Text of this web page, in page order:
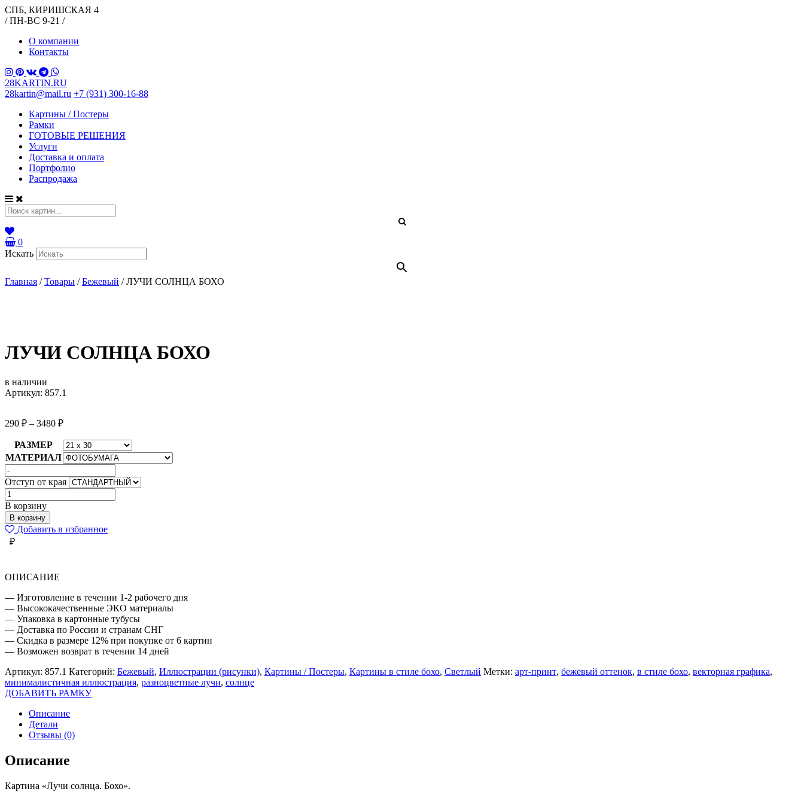
СПБ, КИРИШСКАЯ 4
/ ПН-ВС 9-21 /
О компании
Контакты
28KARTIN.RU
28kartin@mail.ru +7 (931) 300-16-88
Картины / Постеры
Рамки
ГОТОВЫЕ РЕШЕНИЯ
Услуги
Доставка и оплата
Портфолио
Распродажа
0
Искать
Главная /Товары /Бежевый /ЛУЧИ СОЛНЦА БОХО
ЛУЧИ СОЛНЦА БОХО
в наличии
Артикул: 857.1
290 ₽ – 3480 ₽
РАЗМЕР
МАТЕРИАЛ
Отступ от края
Количество
товара
ЛУЧИ
СОЛНЦА
БОХО
В корзину
В корзину
Добавить в избранное
₽
ОПИСАНИЕ
— Изготовление в течении 1-2 рабочего дня
— Высококачественные ЭКО материалы
— Упаковка в картонные тубусы
— Доставка по России и странам СНГ
— Скидка в размере 12% при покупке от 6 картин
— Возможен возврат в течении 14 дней
Артикул: 857.1 Категорий: Бежевый, Иллюстрации (рисунки), Картины / Постеры, Картины в стиле бохо, Светлый Метки: арт-принт, бежевый оттенок, в стиле бохо, векторная графика,
минималистичная иллюстрация, разноцветные лучи, солнце
ДОБАВИТЬ РАМКУ
Описание
Детали
Отзывы (0)
Описание
Картина «Лучи солнца. Бохо».